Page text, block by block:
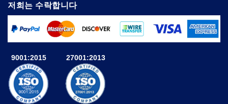
저희는 수락합니다
9001:2015 27001:2013